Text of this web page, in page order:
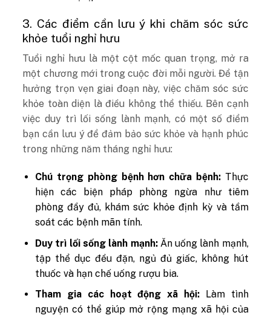
3. Các điểm cần lưu ý khi chăm sóc sức
khỏe tuổi nghỉ hưu
Tuổi nghỉ hưu là một cột mốc quan trọng, mở ra
một chương mới trong cuộc đời mỗi người. Để tận
hưởng trọn vẹn giai đoạn này, việc chăm sóc sức
khỏe toàn diện là điều không thể thiếu. Bên cạnh
việc duy trì lối sống lành mạnh, có một số điểm
bạn cần lưu ý để đảm bảo sức khỏe và hạnh phúc
trong những năm tháng nghỉ hưu:
Chú trọng phòng bệnh hơn chữa bệnh:Thực
hiện các biện pháp phòng ngừa như tiêm
phòng đầy đủ, khám sức khỏe định kỳ và tầm
soát các bệnh mãn tính.
Duy trì lối sống lành mạnh:Ăn uống lành mạnh,
tập thể dục đều đặn, ngủ đủ giấc, không hút
thuốc và hạn chế uống rượu bia.
Tham gia các hoạt động xã hội: Làm tình
nguyện có thể giúp mở rộng mạng xã hội của